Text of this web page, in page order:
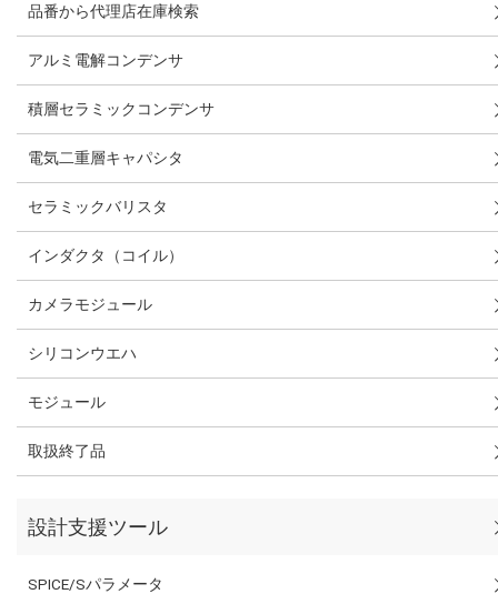
品番から代理店在庫検索
アルミ電解コンデンサ
積層セラミックコンデンサ
電気二重層キャパシタ
セラミックバリスタ
インダクタ（コイル）
カメラモジュール
シリコンウエハ
モジュール
取扱終了品
設計支援ツール
SPICE/Sパラメータ